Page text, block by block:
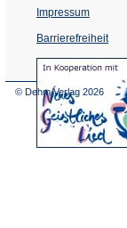
Impressum
Barrierefreiheit
© Dehm Verlag 2026